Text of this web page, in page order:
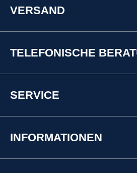
VERSAND
TELEFONISCHE
SERVICE
INFORMATIONEN